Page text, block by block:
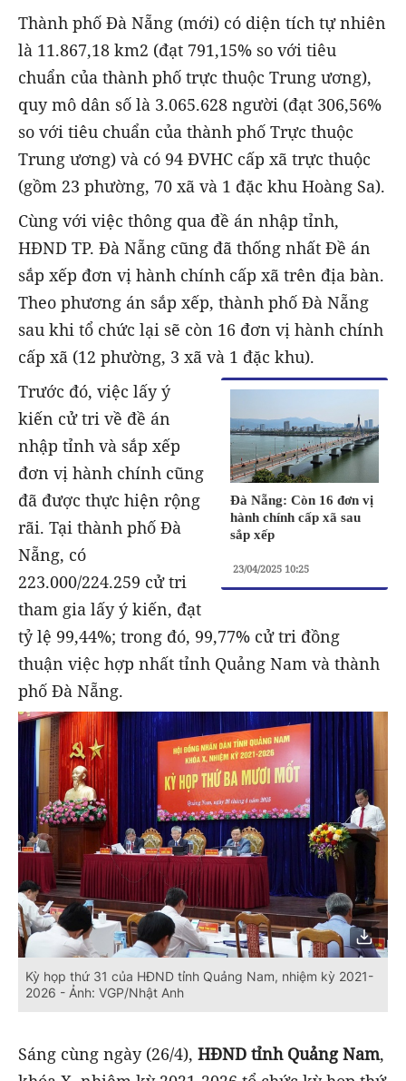
Thành phố Đà Nẵng (mới) có diện tích tự nhiên
là 11.867,18 km2 (đạt 791,15% so với tiêu
chuẩn của thành phố trực thuộc Trung ương),
quy mô dân số là 3.065.628 người (đạt 306,56%
so với tiêu chuẩn của thành phố Trực thuộc
Trung ương) và có 94 ĐVHC cấp xã trực thuộc
(gồm 23 phường, 70 xã và 1 đặc khu Hoàng Sa).
Cùng với việc thông qua đề án nhập tỉnh,
HĐND TP. Đà Nẵng cũng đã thống nhất Đề án
sắp xếp đơn vị hành chính cấp xã trên địa bàn.
Theo phương án sắp xếp, thành phố Đà Nẵng
sau khi tổ chức lại sẽ còn 16 đơn vị hành chính
cấp xã (12 phường, 3 xã và 1 đặc khu).
Đà Nẵng: Còn 16 đơn vị
hành chính cấp xã sau
sắp xếp
23/04/2025 10:25
Trước đó, việc lấy ý
kiến cử tri về đề án
nhập tỉnh và sắp xếp
đơn vị hành chính cũng
đã được thực hiện rộng
rãi. Tại thành phố Đà
Nẵng, có
223.000/224.259 cử tri
tham gia lấy ý kiến, đạt
tỷ lệ 99,44%; trong đó, 99,77% cử tri đồng
thuận việc hợp nhất tỉnh Quảng Nam và thành
phố Đà Nẵng.
Kỳ họp thứ 31 của HĐND tỉnh Quảng Nam, nhiệm kỳ 2021-
2026 - Ảnh: VGP/Nhật Anh
Sáng cùng ngày (26/4), HĐND tỉnh Quảng Nam,